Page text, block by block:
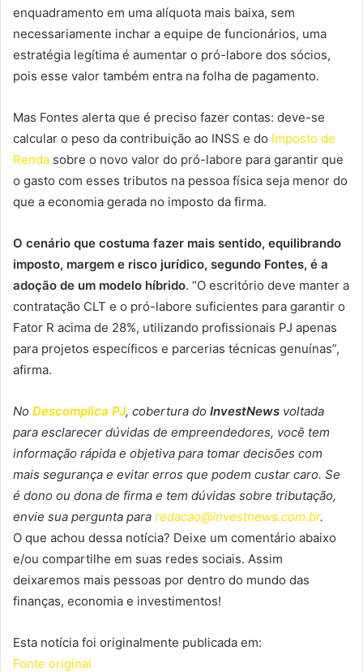
enquadramento em uma alíquota mais baixa, sem
necessariamente inchar a equipe de funcionários, uma
estratégia legítima é aumentar o pró-labore dos sócios,
pois esse valor também entra na folha de pagamento.
Mas Fontes alerta que é preciso fazer contas: deve-se
calcular o peso da contribuição ao INSS e do Imposto de
Renda sobre o novo valor do pró-labore para garantir que
o gasto com esses tributos na pessoa física seja menor do
que a economia gerada no imposto da firma.
O cenário que costuma fazer mais sentido, equilibrando
imposto, margem e risco jurídico, segundo Fontes, é a
adoção de um modelo híbrido. “O escritório deve manter a
contratação CLT e o pró-labore suficientes para garantir o
Fator R acima de 28%, utilizando profissionais PJ apenas
para projetos específicos e parcerias técnicas genuínas”,
afirma.
No Descomplica PJ, cobertura do InvestNews voltada
para esclarecer dúvidas de empreendedores, você tem
informação rápida e objetiva para tomar decisões com
mais segurança e evitar erros que podem custar caro. Se
é dono ou dona de firma e tem dúvidas sobre tributação,
envie sua pergunta para redacao@investnews.com.br.
O que achou dessa notícia? Deixe um comentário abaixo
e/ou compartilhe em suas redes sociais. Assim
deixaremos mais pessoas por dentro do mundo das
finanças, economia e investimentos!
Esta notícia foi originalmente publicada em:
Fonte original